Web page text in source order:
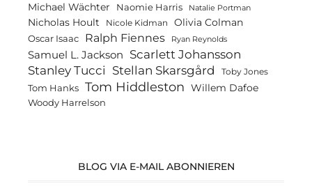
Michael Wächter Naomie Harris Natalie Portman
Nicholas Hoult Nicole Kidman Olivia Colman
Oscar Isaac Ralph Fiennes Ryan Reynolds
Samuel L. Jackson Scarlett Johansson
Stanley Tucci Stellan Skarsgård Toby Jones
Tom Hanks Tom Hiddleston Willem Dafoe
Woody Harrelson
BLOG VIA E-MAIL ABONNIEREN